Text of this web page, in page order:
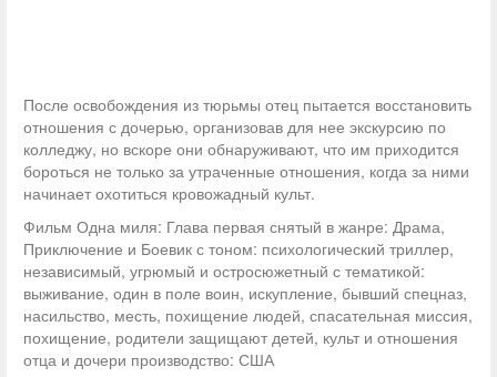
После освобождения из тюрьмы отец пытается восстановить
отношения с дочерью, организовав для нее экскурсию по
колледжу, но вскоре они обнаруживают, что им приходится
бороться не только за утраченные отношения, когда за ними
начинает охотиться кровожадный культ.
Фильм Одна миля: Глава первая снятый в жанре: Драма,
Приключение и Боевик с тоном: психологический триллер,
независимый, угрюмый и остросюжетный с тематикой:
выживание, один в поле воин, искупление, бывший спецназ,
насильство, месть, похищение людей, спасательная миссия,
похищение, родители защищают детей, культ и отношения
отца и дочери производство: США